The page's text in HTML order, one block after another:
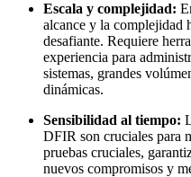
Escala y complejidad:
alcance y la complejidad
desafiante. Requiere
experiencia para
sistemas, grandes
dinámicas.
Sensibilidad al tiempo:
DFIR son cruciales para
pruebas cruciales,
nuevos compromisos y